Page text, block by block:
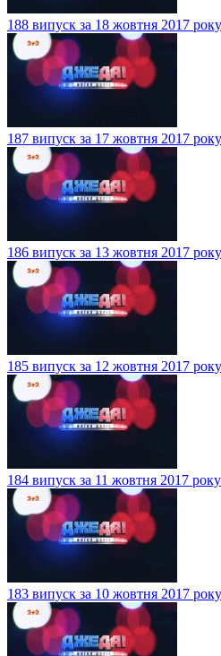
188 випуск за 18 жовтня 2017 року
187 випуск за 17 жовтня 2017 року
186 випуск за 13 жовтня 2017 року
185 випуск за 12 жовтня 2017 року
184 випуск за 11 жовтня 2017 року
183 випуск за 10 жовтня 2017 року